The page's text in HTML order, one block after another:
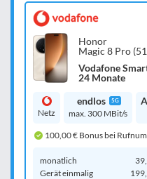
Honor
Magic 8 Pro
Vodafone
24 Monate
Netz
endlos 5G
max. 300 MBit/s
100,00 € Bonus bei
monatlich
Gerät einmalig